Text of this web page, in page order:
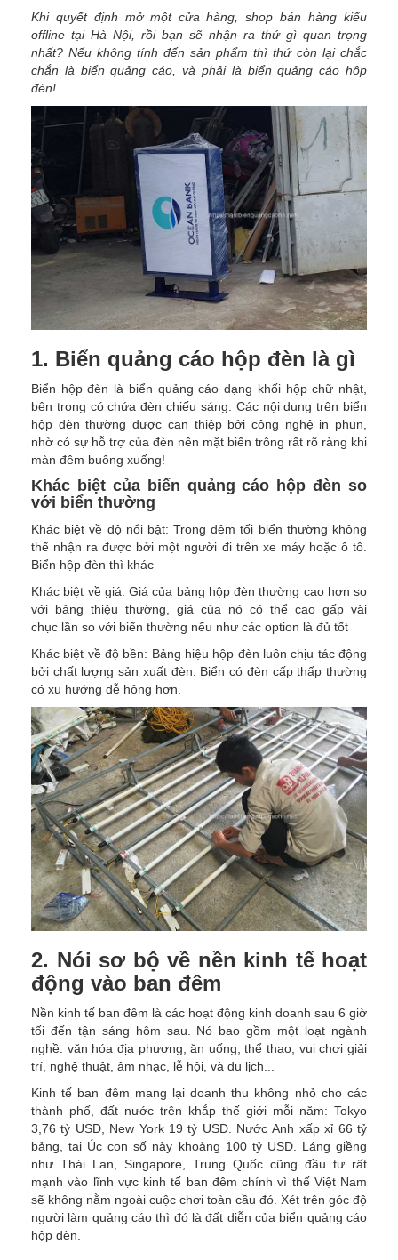
Khi quyết định mở một cửa hàng, shop bán hàng kiểu
offline tại Hà Nội, rồi bạn sẽ nhận ra thứ gì quan trọng
nhất? Nếu không tính đến sản phẩm thì thứ còn lại chắc
chắn là biển quảng cáo, và phải là biển quảng cáo hộp
đèn!
1. Biển quảng cáo hộp đèn là gì
Biển hộp đèn là biển quảng cáo dạng khối hộp chữ nhật,
bên trong có chứa đèn chiếu sáng. Các nội dung trên biển
hộp đèn thường được can thiệp bởi công nghệ in phun,
nhờ có sự hỗ trợ của đèn nên mặt biển trông rất rõ ràng khi
màn đêm buông xuống!
Khác biệt của biển quảng cáo hộp đèn so
với biển thường
Khác biệt về độ nổi bật: Trong đêm tối biển thường không
thể nhận ra được bởi một người đi trên xe máy hoặc ô tô.
Biển hộp đèn thì khác
Khác biệt về giá: Giá của bảng hộp đèn thường cao hơn so
với bảng thiệu thường, giá của nó có thể cao gấp vài
chục lần so với biển thường nếu như các option là đủ tốt
Khác biệt về độ bền: Bảng hiệu hộp đèn luôn chịu tác động
bởi chất lượng sản xuất đèn. Biển có đèn cấp thấp thường
có xu hướng dễ hỏng hơn.
2. Nói sơ bộ về nền kinh tế hoạt
động vào ban đêm
Nền kinh tế ban đêm là các hoạt động kinh doanh sau 6 giờ
tối đến tận sáng hôm sau. Nó bao gồm một loạt ngành
nghề: văn hóa địa phương, ăn uống, thể thao, vui chơi giải
trí, nghệ thuật, âm nhạc, lễ hội, và du lịch...
Kinh tế ban đêm mang lại doanh thu không nhỏ cho các
thành phố, đất nước trên khắp thế giới mỗi năm: Tokyo
3,76 tỷ USD, New York 19 tỷ USD. Nước Anh xấp xỉ 66 tỷ
bảng, tại Úc con số này khoảng 100 tỷ USD. Láng giềng
như Thái Lan, Singapore, Trung Quốc cũng đầu tư rất
mạnh vào lĩnh vực kinh tế ban đêm chính vì thế Việt Nam
sẽ không nằm ngoài cuộc chơi toàn cầu đó. Xét trên góc độ
người làm quảng cáo thì đó là đất diễn của biển quảng cáo
hộp đèn.